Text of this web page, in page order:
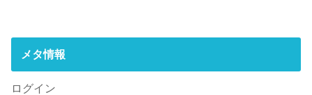
メタ情報
ログイン